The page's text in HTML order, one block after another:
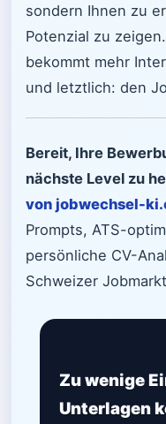
sondern Ihnen zu
Potenzial zu
bekommt mehr
und letztlich: den
Bereit, Ihre
nächste Level zu
von jobwechsel-
Prompts, ATS-
persönliche CV-
Schweizer
Zu wenige
Unterlagen